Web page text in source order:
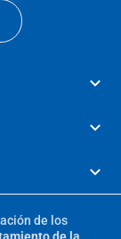
de los